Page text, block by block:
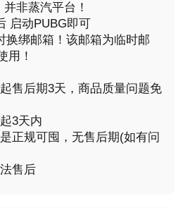
非蒸汽平台！
启动PUBG即可
换绑邮箱！该邮箱为临时邮
用！
售后期3天，商品质量问题免
3天内
正规可囤，无售后期(如有问
售后